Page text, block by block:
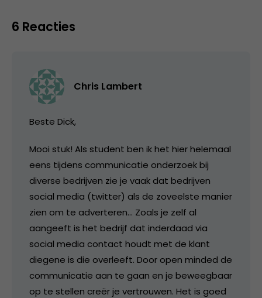
6 Reacties
Chris Lambert
Beste Dick,
Mooi stuk! Als student ben ik het hier helemaal
eens tijdens communicatie onderzoek bij
diverse bedrijven zie je vaak dat bedrijven
social media (twitter) als de zoveelste manier
zien om te adverteren… Zoals je zelf al
aangeeft is het bedrijf dat inderdaad via
social media contact houdt met de klant
diegene is die overleeft. Door open minded de
communicatie aan te gaan en je beweegbaar
op te stellen creër je vertrouwen. Het is goed